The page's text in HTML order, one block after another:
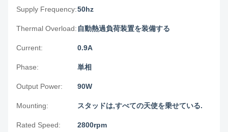
Supply Frequency:50hz
Thermal Overload: 自動熱過負荷装置を装備する
Current: 0.9A
Phase: 単相
Output Power: 90W
Mounting: スタッドは,すべての天使を乗せている.
Rated Speed: 2800rpm